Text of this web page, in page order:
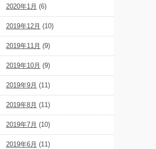
2020年1月 (6)
2019年12月 (10)
2019年11月 (9)
2019年10月 (9)
2019年9月 (11)
2019年8月 (11)
2019年7月 (10)
2019年6月 (11)